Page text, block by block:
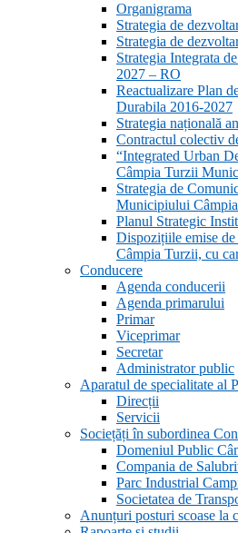
Organigrama
Strategia de
Strategia de
Strategia Integrata
2027 – RO
Reactualizare Plan
Durabila 2016-2027
Strategia națională
Contractul colectiv
“Integrated Urban
Câmpia Turzii
Strategia de
Municipiului
Planul Strategic
Dispozițiile emise
Câmpia Turzii, cu
Conducere
Agenda conducerii
Agenda primarului
Primar
Viceprimar
Secretar
Administrator public
Aparatul de specialitate al
Direcții
Servicii
Sociețăți în subordinea
Domeniul Public
Compania de
Parc Industrial
Societatea de
Anunțuri posturi scoase la